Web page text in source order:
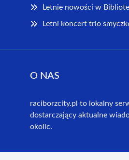
Letnie nowości w
Letni koncert trio
O NAS
raciborzcity.pl to lokalny
dostarczający aktualne
okolic.